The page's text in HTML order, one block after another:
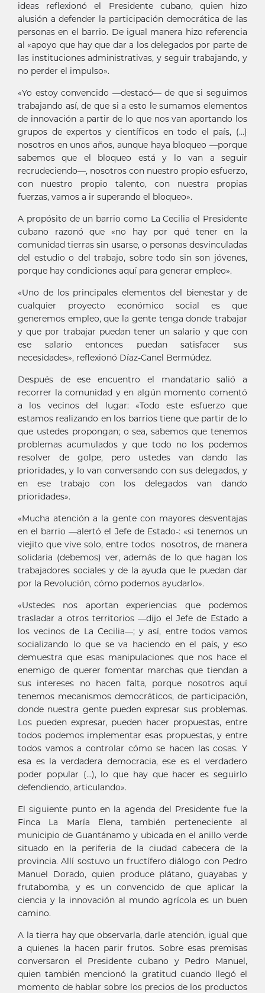
ideas reflexionó el Presidente cubano, quien hizo
alusión a defender la participación democrática de las
personas en el barrio. De igual manera hizo referencia
al «apoyo que hay que dar a los delegados por parte de
las instituciones administrativas, y seguir trabajando, y
no perder el impulso».
«Yo estoy convencido —destacó— de que si seguimos
trabajando así, de que si a esto le sumamos elementos
de innovación a partir de lo que nos van aportando los
grupos de expertos y científicos en todo el país, (…)
nosotros en unos años, aunque haya bloqueo —porque
sabemos que el bloqueo está y lo van a seguir
recrudeciendo—, nosotros con nuestro propio esfuerzo,
con nuestro propio talento, con nuestra propias
fuerzas, vamos a ir superando el bloqueo».
A propósito de un barrio como La Cecilia el Presidente
cubano razonó que «no hay por qué tener en la
comunidad tierras sin usarse, o personas desvinculadas
del estudio o del trabajo, sobre todo sin son jóvenes,
porque hay condiciones aquí para generar empleo».
«Uno de los principales elementos del bienestar y de
cualquier proyecto económico social es que
generemos empleo, que la gente tenga donde trabajar
y que por trabajar puedan tener un salario y que con
ese salario entonces puedan satisfacer sus
necesidades», reflexionó Díaz-Canel Bermúdez.
Después de ese encuentro el mandatario salió a
recorrer la comunidad y en algún momento comentó
a los vecinos del lugar: «Todo este esfuerzo que
estamos realizando en los barrios tiene que partir de lo
que ustedes propongan; o sea, sabemos que tenemos
problemas acumulados y que todo no los podemos
resolver de golpe, pero ustedes van dando las
prioridades, y lo van conversando con sus delegados, y
en ese trabajo con los delegados van dando
prioridades».
«Mucha atención a la gente con mayores desventajas
en el barrio —alertó el Jefe de Estado-: «si tenemos un
viejito que vive solo, entre todos nosotros, de manera
solidaria (debemos) ver, además de lo que hagan los
trabajadores sociales y de la ayuda que le puedan dar
por la Revolución, cómo podemos ayudarlo».
«Ustedes nos aportan experiencias que podemos
trasladar a otros territorios —dijo el Jefe de Estado a
los vecinos de La Cecilia—; y así, entre todos vamos
socializando lo que se va haciendo en el país, y eso
demuestra que esas manipulaciones que nos hace el
enemigo de querer fomentar marchas que tiendan a
sus intereses no hacen falta, porque nosotros aquí
tenemos mecanismos democráticos, de participación,
donde nuestra gente pueden expresar sus problemas.
Los pueden expresar, pueden hacer propuestas, entre
todos podemos implementar esas propuestas, y entre
todos vamos a controlar cómo se hacen las cosas. Y
esa es la verdadera democracia, ese es el verdadero
poder popular (…), lo que hay que hacer es seguirlo
defendiendo, articulando».
El siguiente punto en la agenda del Presidente fue la
Finca La María Elena, también perteneciente al
municipio de Guantánamo y ubicada en el anillo verde
situado en la periferia de la ciudad cabecera de la
provincia. Allí sostuvo un fructífero diálogo con Pedro
Manuel Dorado, quien produce plátano, guayabas y
frutabomba, y es un convencido de que aplicar la
ciencia y la innovación al mundo agrícola es un buen
camino.
A la tierra hay que observarla, darle atención, igual que
a quienes la hacen parir frutos. Sobre esas premisas
conversaron el Presidente cubano y Pedro Manuel,
quien también mencionó la gratitud cuando llegó el
momento de hablar sobre los precios de los productos